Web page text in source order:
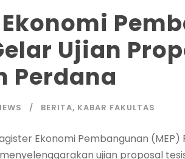
Ujian
Perdana
BERITA, KABAR FAKULTAS
Ekonomi Pembangunan (MEP)
ujian proposal